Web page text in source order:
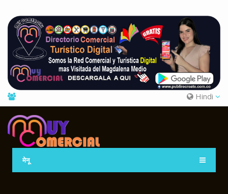
Hindi
मेनू